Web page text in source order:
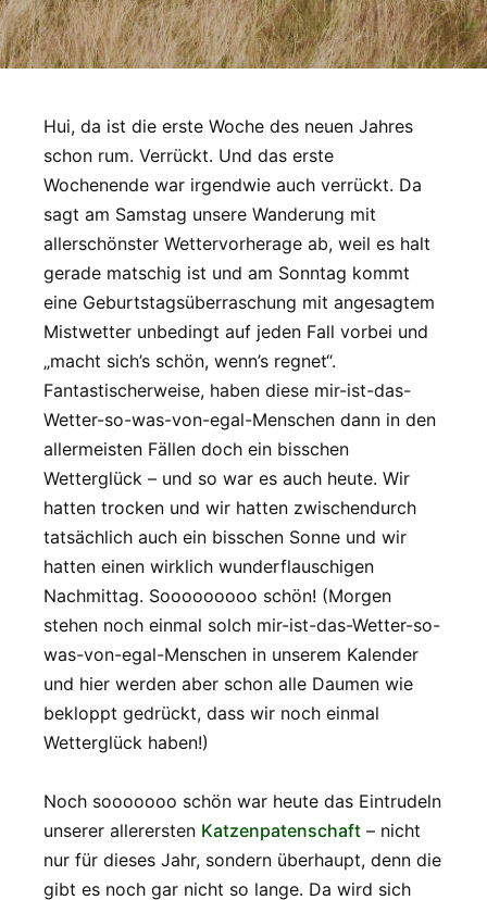
Hui, da ist die erste Woche des neuen Jahres
schon rum. Verrückt. Und das erste
Wochenende war irgendwie auch verrückt. Da
sagt am Samstag unsere Wanderung mit
allerschönster Wettervorherage ab, weil es halt
gerade matschig ist und am Sonntag kommt
eine Geburtstagsüberraschung mit angesagtem
Mistwetter unbedingt auf jeden Fall vorbei und
„macht sich’s schön, wenn’s regnet“.
Fantastischerweise, haben diese mir-ist-das-
Wetter-so-was-von-egal-Menschen dann in den
allermeisten Fällen doch ein bisschen
Wetterglück – und so war es auch heute. Wir
hatten trocken und wir hatten zwischendurch
tatsächlich auch ein bisschen Sonne und wir
hatten einen wirklich wunderflauschigen
Nachmittag. Sooooooooo schön! (Morgen
stehen noch einmal solch mir-ist-das-Wetter-so-
was-von-egal-Menschen in unserem Kalender
und hier werden aber schon alle Daumen wie
bekloppt gedrückt, dass wir noch einmal
Wetterglück haben!)
Noch sooooooo schön war heute das Eintrudeln
unserer allerersten Katzenpatenschaft – nicht
nur für dieses Jahr, sondern überhaupt, denn die
gibt es noch gar nicht so lange. Da wird sich